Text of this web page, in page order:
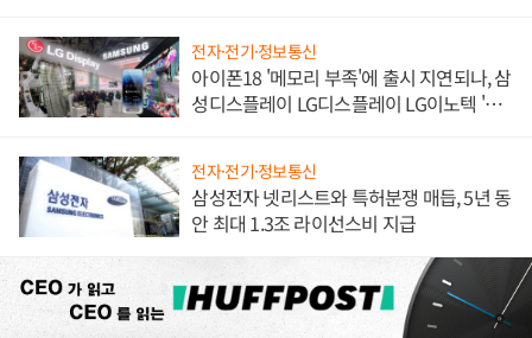
전자·전기·정보통신
아이폰18 '메모리 부족'에 출시 지연되나, 삼
성디스플레이 LG디스플레이 LG이노텍 '탈
전자·전기·정보통신
삼성전자 넷리스트와 특허분쟁 매듭, 5년 동
안 최대 1.3조 라이선스비 지급